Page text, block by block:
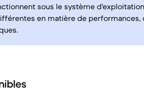
sous le système
en matière de